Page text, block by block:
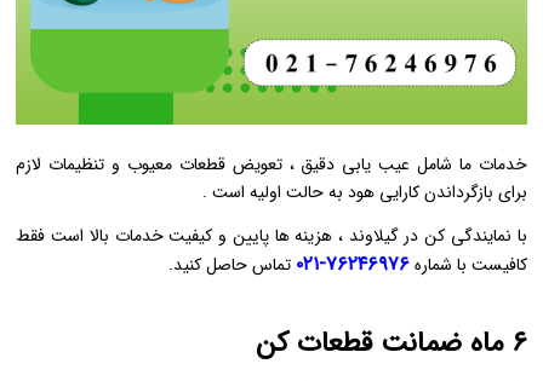
خدمات ما شامل عیب ‌یابی دقیق ، تعویض قطعات معیوب و تنظیمات لازم
برای بازگرداندن کارایی هود به حالت اولیه است .
با نمایندگی کن در گیلاوند ، هزینه‌ ها پایین و کیفیت خدمات بالا است فقط
کافیست با شماره۷۶۲۴۶۹۷۶-۰۲۱ تماس حاصل کنید.
۶ ماه ضمانت قطعات کن